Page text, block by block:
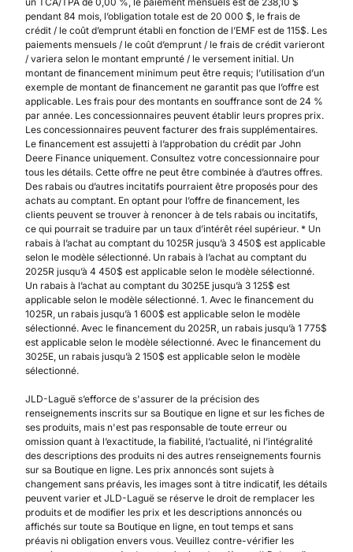
pendant 84 mois, l’obligation totale est de 20 000 $, le frais de
crédit / le coût d’emprunt établi en fonction de l’EMF est de 115$. Les
paiements mensuels / le coût d’emprunt / le frais de crédit varieront
/ variera selon le montant emprunté / le versement initial. Un
montant de financement minimum peut être requis; l’utilisation d’un
exemple de montant de financement ne garantit pas que l’offre est
applicable. Les frais pour des montants en souffrance sont de 24 %
par année. Les concessionnaires peuvent établir leurs propres prix.
Les concessionnaires peuvent facturer des frais supplémentaires.
Le financement est assujetti à l’approbation du crédit par John
Deere Finance uniquement. Consultez votre concessionnaire pour
tous les détails. Cette offre ne peut être combinée à d’autres offres.
Des rabais ou d’autres incitatifs pourraient être proposés pour des
achats au comptant. En optant pour l’offre de financement, les
clients peuvent se trouver à renoncer à de tels rabais ou incitatifs,
ce qui pourrait se traduire par un taux d’intérêt réel supérieur. * Un
rabais à l’achat au comptant du 1025R jusqu’à 3 450$ est applicable
selon le modèle sélectionné. Un rabais à l’achat au comptant du
2025R jusqu’à 4 450$ est applicable selon le modèle sélectionné.
Un rabais à l’achat au comptant du 3025E jusqu’à 3 125$ est
applicable selon le modèle sélectionné. 1. Avec le financement du
1025R, un rabais jusqu’à 1 600$ est applicable selon le modèle
sélectionné. Avec le financement du 2025R, un rabais jusqu’à 1 775$
est applicable selon le modèle sélectionné. Avec le financement du
3025E, un rabais jusqu’à 2 150$ est applicable selon le modèle
sélectionné.
JLD-Laguë s’efforce de s'assurer de la précision des
renseignements inscrits sur sa Boutique en ligne et sur les fiches de
ses produits, mais n'est pas responsable de toute erreur ou
omission quant à l’exactitude, la fiabilité, l’actualité, ni l’intégralité
des descriptions des produits ni des autres renseignements fournis
sur sa Boutique en ligne. Les prix annoncés sont sujets à
changement sans préavis, les images sont à titre indicatif, les détails
peuvent varier et JLD-Laguë se réserve le droit de remplacer les
produits et de modifier les prix et les descriptions annoncés ou
affichés sur toute sa Boutique en ligne, en tout temps et sans
préavis ni obligation envers vous. Veuillez contre-vérifier les